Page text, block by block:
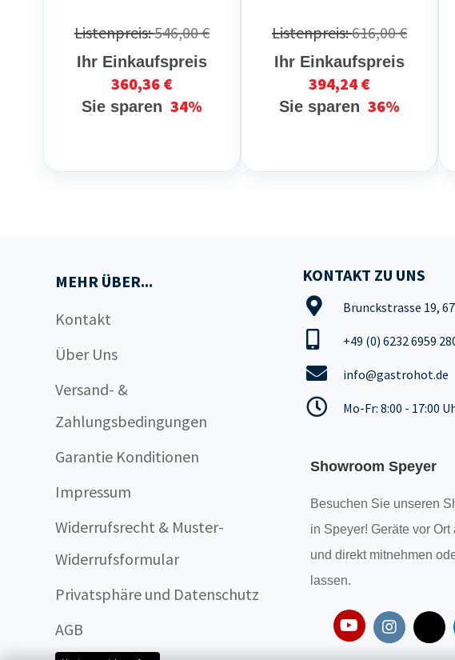
Listenpreis:546,00 €
Ihr Einkaufspreis
360,36 €
Sie sparen 34%
Listenpreis:616,00 €
Ihr Einkaufspreis
394,24 €
Sie sparen 36%
MEHR ÜBER...
Kontakt
Über Uns
Versand- &
Zahlungsbedingungen
Garantie Konditionen
Impressum
Widerrufsrecht & Muster-
Widerrufsformular
Privatsphäre und Datenschutz
AGB
KONTAKT ZU UNS
Brunckstrasse 19,
+49 (0) 6232 6959
info@gastrohot.de
Mo-Fr: 8:00 - 17:00
Showroom Speyer
Besuchen Sie unseren
in Speyer! Geräte vor Ort
und direkt mitnehmen
lassen.